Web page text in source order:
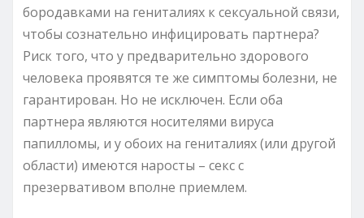
бородавками на гениталиях к сексуальной связи,
чтобы сознательно инфицировать партнера?
Риск того, что у предварительно здорового
человека проявятся те же симптомы болезни, не
гарантирован. Но не исключен. Если оба
партнера являются носителями вируса
папилломы, и у обоих на гениталиях (или другой
области) имеются наросты – секс с
презервативом вполне приемлем.